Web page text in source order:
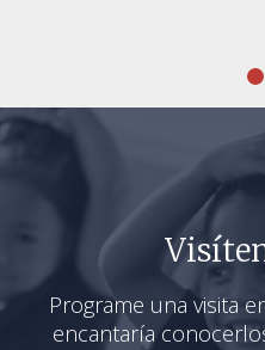
Programe una visita
encantaría